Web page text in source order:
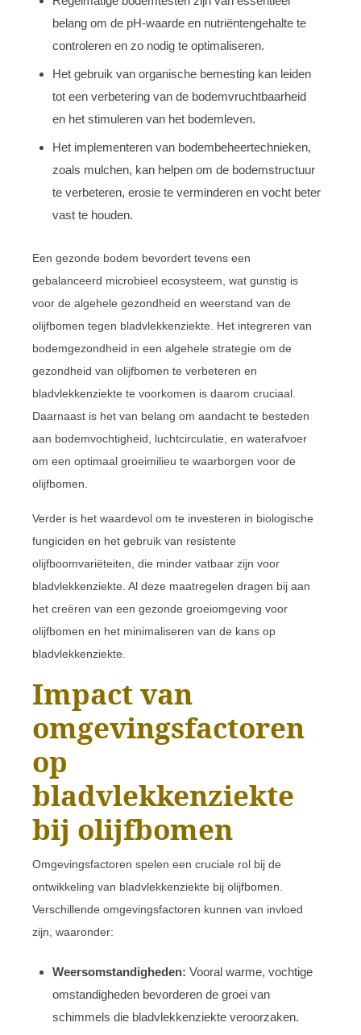
belang om de pH-waarde en nutriëntengehalte te
controleren en zo nodig te optimaliseren.
Het gebruik van organische bemesting kan leiden
tot een verbetering van de bodemvruchtbaarheid
en het stimuleren van het bodemleven.
Het implementeren van bodembeheertechnieken,
zoals mulchen, kan helpen om de bodemstructuur
te verbeteren, erosie te verminderen en vocht beter
vast te houden.
Een gezonde bodem bevordert tevens een
gebalanceerd microbieel ecosysteem, wat gunstig is
voor de algehele gezondheid en weerstand van de
olijfbomen tegen bladvlekkenziekte. Het integreren van
bodemgezondheid in een algehele strategie om de
gezondheid van olijfbomen te verbeteren en
bladvlekkenziekte te voorkomen is daarom cruciaal.
Daarnaast is het van belang om aandacht te besteden
aan bodemvochtigheid, luchtcirculatie, en waterafvoer
om een optimaal groeimilieu te waarborgen voor de
olijfbomen.
Verder is het waardevol om te investeren in biologische
fungiciden en het gebruik van resistente
olijfboomvariëteiten, die minder vatbaar zijn voor
bladvlekkenziekte. Al deze maatregelen dragen bij aan
het creëren van een gezonde groeiomgeving voor
olijfbomen en het minimaliseren van de kans op
bladvlekkenziekte.
Impact van
omgevingsfactoren
op
bladvlekkenziekte
bij olijfbomen
Omgevingsfactoren spelen een cruciale rol bij de
ontwikkeling van bladvlekkenziekte bij olijfbomen.
Verschillende omgevingsfactoren kunnen van invloed
zijn, waaronder:
Weersomstandigheden: Vooral warme, vochtige
omstandigheden bevorderen de groei van
schimmels die bladvlekkenziekte veroorzaken.